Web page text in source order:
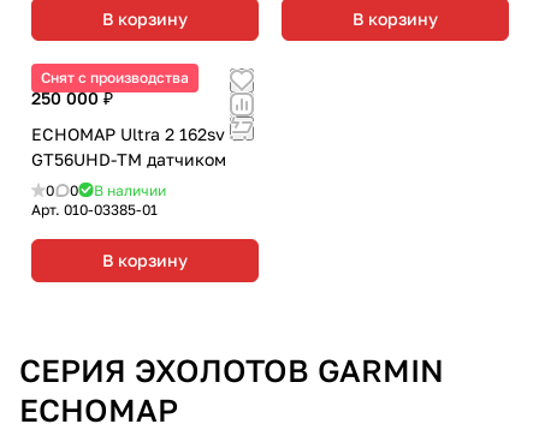
В корзину В корзину
Снят с производства
250 000 ₽
ECHOMAP Ultra 2 162sv c
GT56UHD-TM датчиком
0 0
В наличии
Арт. 010-03385-01
В корзину
СЕРИЯ ЭХОЛОТОВ GARMIN
ECHOMAP